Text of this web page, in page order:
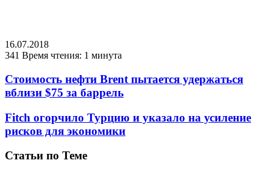
16.07.2018
341 Время чтения: 1 минута
Стоимость нефти Brent пытается удержаться
вблизи $75 за баррель
Fitch огорчило Турцию и указало на усиление
рисков для экономики
Статьи по Теме